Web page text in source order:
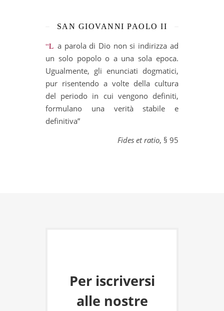
SAN GIOVANNI PAOLO II
“La parola di Dio non si indirizza ad
un solo popolo o a una sola epoca.
Ugualmente, gli enunciati dogmatici,
pur risentendo a volte della cultura
del periodo in cui vengono definiti,
formulano una verità stabile e
definitiva”
Fides et ratio, § 95
Per iscriversi
alle nostre